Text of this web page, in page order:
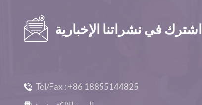
اشترك في نشراتنا الإخبارية
Tel/Fax : +86 18855144825